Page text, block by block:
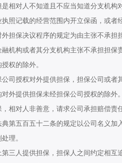
相对人不知道且不应当知道分支机构
记载的经营范围内开立保函，或者
担保决议程序的规定为由主张不承
机构或者其分支机构主张不承担担
权的除外。
授权对外提供担保，担保公司或者
外提供担保未经担保公司授权的除外。
对人非善意，请求公司承担赔偿责
五百五十二条的规定以公司名义加
理。
人提供担保，担保人之间约定相互